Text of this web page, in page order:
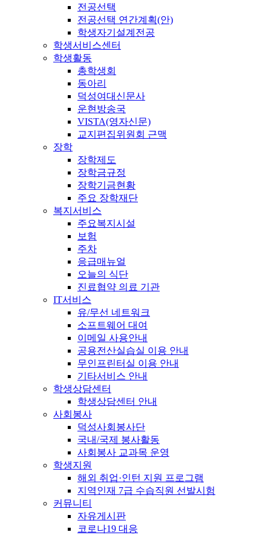
전공선택
전공선택 연간계획(안)
학생자기설계전공
학생서비스센터
학생활동
총학생회
동아리
덕성여대신문사
운현방송국
VISTA(영자신문)
교지편집위원회 근맥
장학
장학제도
장학금규정
장학기금현황
주요 장학재단
복지서비스
주요복지시설
보험
주차
응급매뉴얼
오늘의 식단
진료협약 의료 기관
IT서비스
유/무선 네트워크
소프트웨어 대여
이메일 사용안내
공용전산실습실 이용 안내
무인프린터실 이용 안내
기타서비스 안내
학생상담센터
학생상담센터 안내
사회봉사
덕성사회봉사단
국내/국제 봉사활동
사회봉사 교과목 운영
학생지원
해외 취업·인턴 지원 프로그램
지역인재 7급 수습직원 선발시험
커뮤니티
자유게시판
코로나19 대응